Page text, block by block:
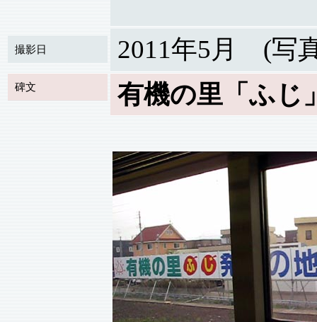
撮影日 2011年5月 (写
碑文 有機の里「ふじ